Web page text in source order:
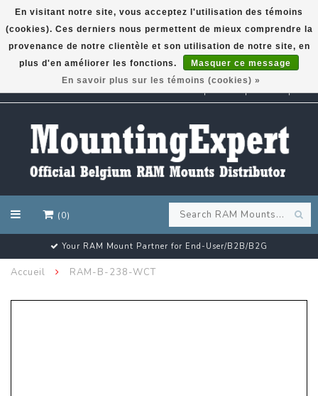
GARMIN GPS met een superkorting tot 50%? Klik hier!
(0)
Your RAM Mount Partner for End-User/B2B/B2G
Accueil RAM-B-238-WCT
En visitant notre site, vous acceptez l'utilisation des témoins
(cookies). Ces derniers nous permettent de mieux comprendre la
provenance de notre clientèle et son utilisation de notre site, en
plus d'en améliorer les fonctions.
Masquer ce message
En savoir plus sur les témoins (cookies) »